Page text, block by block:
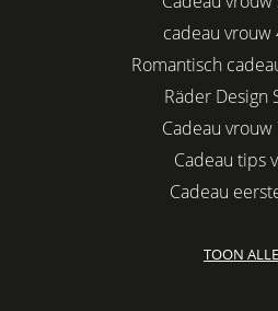
cadeau vrouw
Romantisch
Räder Design
Cadeau vrouw
Cadeau tips
Cadeau
Leuke
TOON